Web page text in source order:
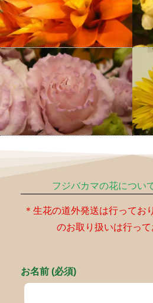
フジバカマの花につい
＊生花の道外発送は行って
のお取り扱いは行って
お名前 (必須)